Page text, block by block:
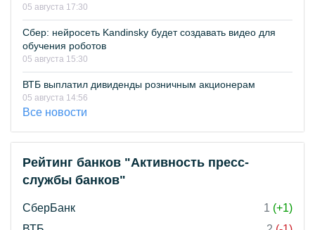
05 августа 17:30
Сбер: нейросеть Kandinsky будет создавать видео для
обучения роботов
05 августа 15:30
ВТБ выплатил дивиденды розничным акционерам
05 августа 14:56
Все новости
Рейтинг банков "Активность пресс-
службы банков"
СберБанк 1 (+1)